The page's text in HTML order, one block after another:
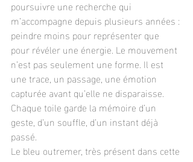
poursuivre une recherche qui
m’accompagne depuis plusieurs années :
peindre moins pour représenter que
pour révéler une énergie. Le mouvement
n’est pas seulement une forme. Il est
une trace, un passage, une émotion
capturée avant qu’elle ne disparaisse.
Chaque toile garde la mémoire d’un
geste, d’un souffle, d’un instant déjà
passé.
Le bleu outremer, très présent dans cette